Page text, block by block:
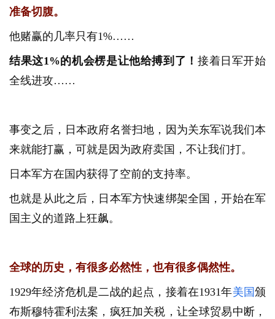
准备切腹。
他赌赢的几率只有1%……
结果这1%的机会楞是让他给搏到了！ 接着日军开始
全线进攻……
事变之后，日本政府名誉扫地，因为关东军说我们本
来就能打赢，可就是因为政府卖国，不让我们打。
日本军方在国内获得了空前的支持率。
也就是从此之后，日本军方快速绑架全国，开始在军
国主义的道路上狂飙。
全球的历史，有很多必然性，也有很多偶然性。
1929年经济危机是二战的起点，接着在1931年美国颁
布斯穆特霍利法案，疯狂加关税，让全球贸易中断，